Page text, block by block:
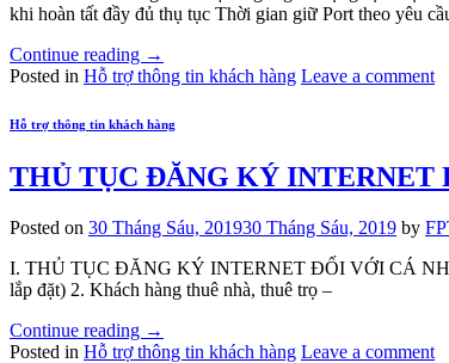
khi hoàn tất đầy đủ thụ tục Thời gian giữ Port theo yêu
Continue reading →
Posted in Hỗ trợ thông tin khách hàng Leave a comment
Hỗ trợ thông tin khách hàng
THỦ TỤC ĐĂNG KÝ INTERNET
Posted on 30 Tháng Sáu, 201930 Tháng Sáu, 2019 by
I. THỦ TỤC ĐĂNG KÝ INTERNET ĐỐI VỚI CÁ NHÂN
lắp đặt) 2. Khách hàng thuê nhà, thuê trọ –
Continue reading →
Posted in Hỗ trợ thông tin khách hàng Leave a comment